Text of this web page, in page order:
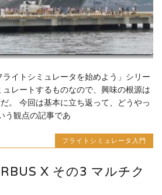
イトシミュレータを始めよう」シリー
レートするものなので、興味の根源は
。 今回は基本に立ち返って、どうやっ
う観点の記事であ
フライトシミュレータ入門
X その3 マルチク